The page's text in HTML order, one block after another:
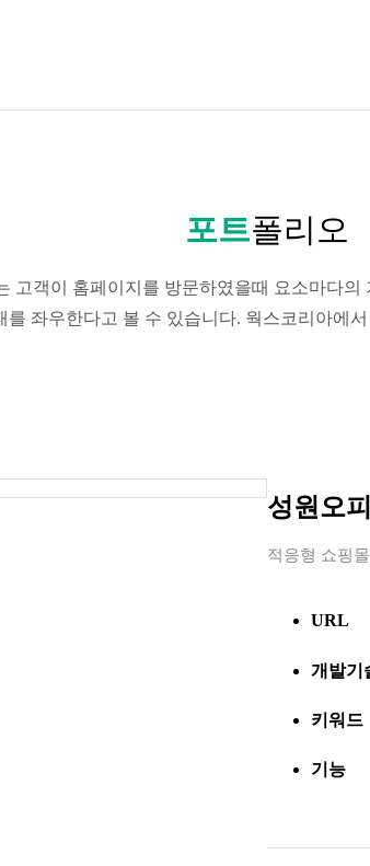
포트폴리오
고객이 홈페이지를 방문하였을때 요소마다의
좌우한다고 볼 수 있습니다. 웍스코리아에
성원오
적응형 쇼핑
URL
개발기
키워드
기능